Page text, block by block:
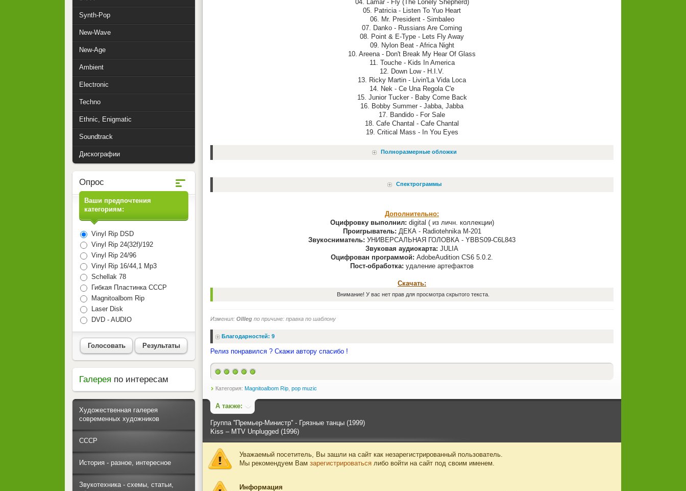
04. Lamar - Fly (The Lonely Shepherd)
05. Patricia - Listen To Yuo Heart
06. Mr. President - Simbaleo
07. Danko - Russians Are Coming
08. Point & E-Type - Lets Fly Away
09. Nylon Beat - Africa Night
10. Areena - Don't Break My Hear Of Glass
11. Touche - Kids In America
12. Down Low - H.I.V.
13. Ricky Martin - Livin'La Vida Loca
14. Nek - Ce Una Regola C'e
15. Junior Tucker - Baby Come Back
16. Bobby Summer - Jabba, Jabba
17. Bandido - For Sale
18. Cafe Chantal - Cafe Chantal
19. Critical Mass - In You Eyes
Полноразмерные обложки
Спектрограммы
Дополнительно:
Оцифровку выполнил: digital ( из личн. коллекции)
Проигрыватель: ДЕКА - Radiotehnika M-201
Звукосниматель: УНИВЕРСАЛЬНАЯ ГОЛОВКА - YBBS09-C6L843
Звуковая аудиокарта: JULIA
Оцифрован программой: AdobeAudition CS6 5.0.2.
Пост-обработка: удаление артефактов
Скачать:
Внимание! У вас нет прав для просмотра скрытого текста.
Изменил: Ollleg по причине: правка по шаблону
Благодарностей: 9
Релиз понравился ? Скажи автору спасибо !
Категория: Magnitoalbom Rip pop muzic
А также:
Группа ''Премьер-Министр'' - Грязные танцы (1999)
Kiss ‎– MTV Unplugged (1996)
Уважаемый посетитель, Вы зашли на сайт как незарегистрированный пользователь.
Мы рекомендуем Вам зарегистрироваться либо войти на сайт под своим именем.
Информация
Synth-Pop
New-Wave
New-Age
Ambient
Electronic
Techno
Ethnic, Enigmatic
Soundtrack
Дискографии
Опрос
Ваши предпочтения
категориям:
Vinyl Rip DSD
Vinyl Rip 24(32f)/192
Vinyl Rip 24/96
Vinyl Rip 16/44,1 Mp3
Schellak 78
Гибкая Пластинка СССР
Magnitoalbom Rip
Laser Disk
DVD - AUDIO
Голосовать Результаты
Галерея по интересам
Художественная галерея
современных художников
СССР
История - разное, интересное
Звукотехника - схемы, статьи,